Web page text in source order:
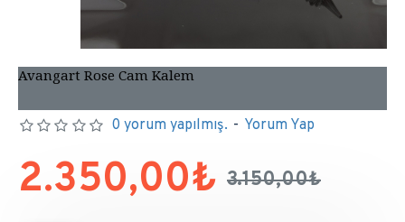
Avangart Rose Cam Kalem
0 yorum yapılmış. - Yorum Yap
2.350,00₺ 3.150,00₺